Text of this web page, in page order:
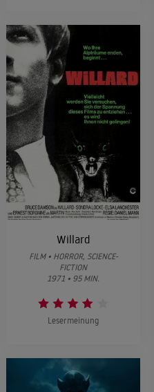
Willard
FILM • HORROR, SCIENCE-
FICTION
1971 • 95 MIN.
Lesermeinung